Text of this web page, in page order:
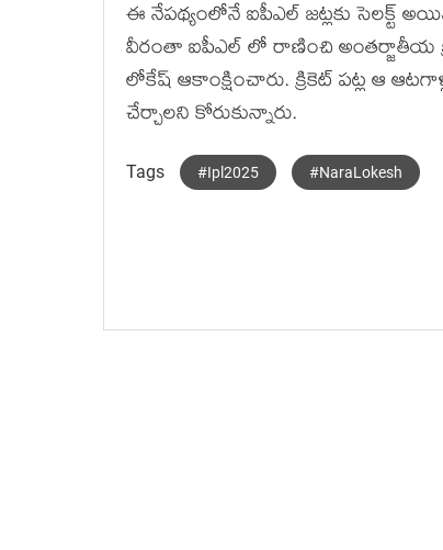
ఈ నేపథ్యంలోనే ఐపీఎల్ జట్లకు సెలక్ట్
వీరంతా ఐపీఎల్ లో రాణించి అంతర్జాతీయ
లోకేష్ ఆకాంక్షించారు. క్రికెట్ పట్ల ఆ
చేర్చాలని కోరుకున్నారు.
Tags #Ipl2025 #NaraLokesh